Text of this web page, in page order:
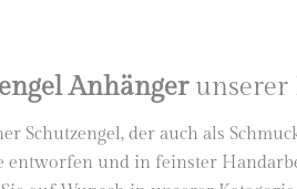
Anhängerunserer
Schutzengel, der auch als
entworfen und in feinster